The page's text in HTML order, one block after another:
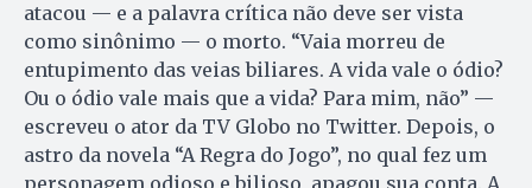
atacou — e a palavra crítica não deve ser vista
como sinônimo — o morto. “Vaia morreu de
entupimento das veias biliares. A vida vale o ódio?
Ou o ódio vale mais que a vida? Para mim, não” —
escreveu o ator da TV Globo no Twitter. Depois, o
astro da novela “A Regra do Jogo”, no qual fez um